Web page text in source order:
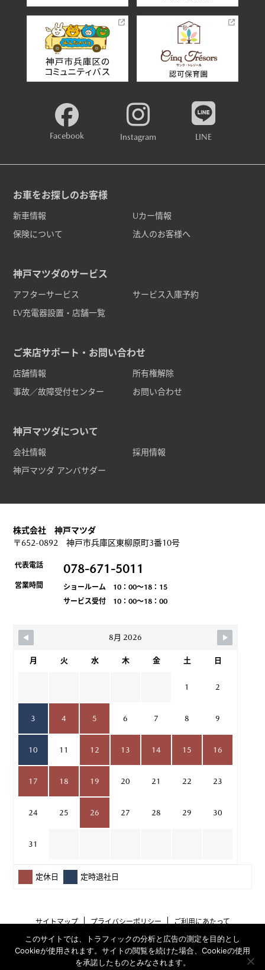
Facebook Instagram LINE
お車をお探しのお客様
新車情報
Uカー情報
保険について
法人のお客様へ
神戸マツダのサービス
アフターサービス
サービス入庫予約
EV充電器設置・店舗一覧
ご来店サポート・お問い合わせ
店舗情報
所有権解除
事故／故障受付センター
お問い合わせ
神戸マツダについて
会社情報
採用情報
神戸マツダ アンバサダー
株式会社 神戸マツダ
〒652-0892 神戸市兵庫区東柳原町3番10号
代表電話 078-671-5011
営業時間
ショールーム 10：00～18：15
サービス受付 10：00～18：00
8月 2026
月 火 水 木 金 土 日
1 2
3 4 5 6 7 8 9
10 11 12 13 14 15 16
17 18 19 20 21 22 23
24 25 26 27 28 29 30
31
定休日 定時退社日
サイトマップ プライバシーポリシー ご利用にあたって
このサイトでは、トラフィックの分析と広告の測定を目的とし
Cookieが使用されます。サイトの閲覧を続けた場合、Cookieの使用
を承諾したものとみなされます。